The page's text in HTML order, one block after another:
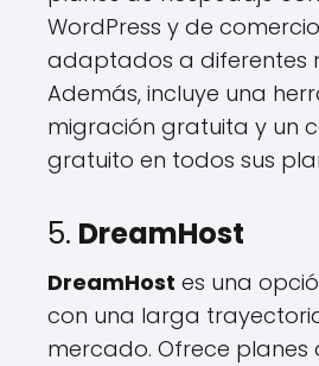
WordPress y de
adaptados a diferentes
Además, incluye una
migración gratuita y un
gratuito en todos sus
5. DreamHost
DreamHost es una
con una larga
mercado. Ofrece planes